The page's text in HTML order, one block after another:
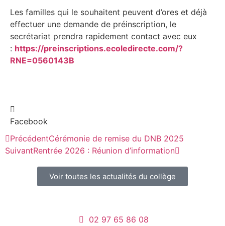
Les familles qui le souhaitent peuvent d’ores et déjà
effectuer une demande de préinscription, le
secrétariat prendra rapidement contact avec eux
: https://preinscriptions.ecoledirecte.com/?
RNE=0560143B
Facebook
PrécédentCérémonie de remise du DNB 2025
SuivantRentrée 2026 : Réunion d’information
Voir toutes les actualités du collège
02 97 65 86 08